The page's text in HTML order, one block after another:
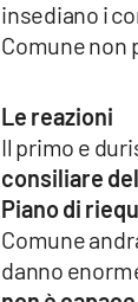
insediano i
Comune non
Le reazioni
Il primo e
consiliare
Piano di
Comune
danno